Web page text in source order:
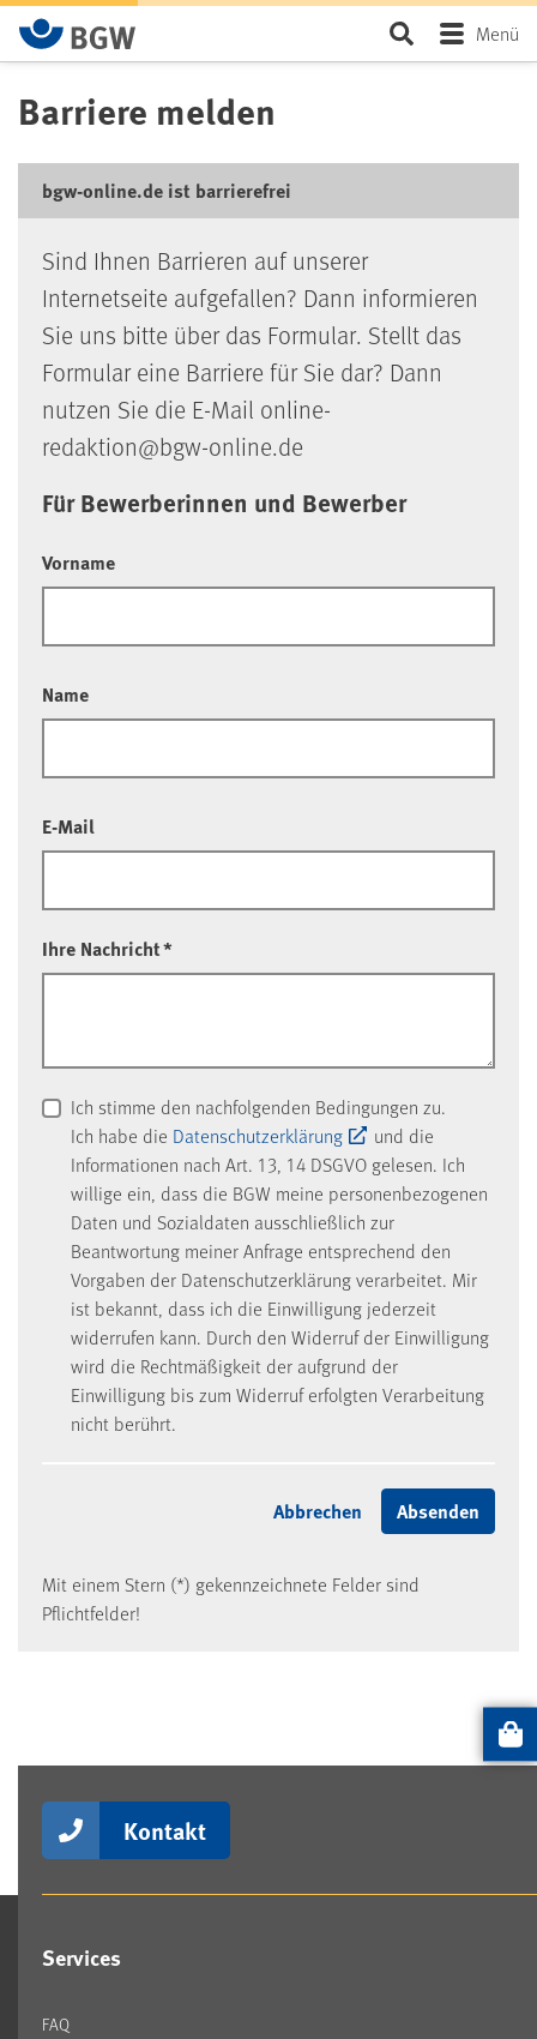
Zum Hauptinhalt springen SeiteMenü
Barriere melden
bgw-online.de ist barrierefrei
Sind Ihnen Barrieren auf unserer
Internetseite aufgefallen? Dann informieren
Sie uns bitte über das Formular. Stellt das
Formular eine Barriere für Sie dar? Dann
nutzen Sie die E-Mail online-
redaktion@bgw-online.de
Für Bewerberinnen und Bewerber
Vorname
Name
E-Mail
Ihre Nachricht*
Ich stimme den nachfolgenden Bedingungen zu.
Ich habe die Datenschutzerklärung
und die
Informationen nach Art. 13, 14 DSGVO gelesen. Ich
willige ein, dass die BGW meine personenbezogenen
Daten und Sozialdaten ausschließlich zur
Beantwortung meiner Anfrage entsprechend den
Vorgaben der Datenschutzerklärung verarbeitet. Mir
ist bekannt, dass ich die Einwilligung jederzeit
widerrufen kann. Durch den Widerruf der Einwilligung
wird die Rechtmäßigkeit der aufgrund der
Einwilligung bis zum Widerruf erfolgten Verarbeitung
nicht berührt.
Mit einem Stern (*) gekennzeichnete Felder sind
Pflichtfelder!
Kontakt
Services
FAQ
Artikel